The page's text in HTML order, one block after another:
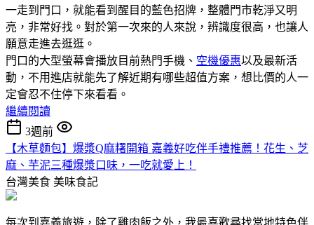
一走到門口，就能看到醒目的藍色招牌，整體門市乾淨又明
亮，非常好找。對於第一次來的人來說，辨識度很高，也讓人
願意走進去逛逛。
門口的大型螢幕會播放目前熱門手機、 空機優惠以及最新活
動，不用進店就能先了解近期有哪些超值方案，想比價的人一
定會忍不住停下來看看。
繼續閱讀
3週前
【木草麵包】爆漿Q麻糬開箱 嘉義好吃伴手禮推薦！花生、芝
麻、芋泥三種爆漿口味，一吃就愛上！
台灣美食 美味食記
每次到嘉義旅遊，除了雞肉飯之外，我最喜歡尋找當地特色伴